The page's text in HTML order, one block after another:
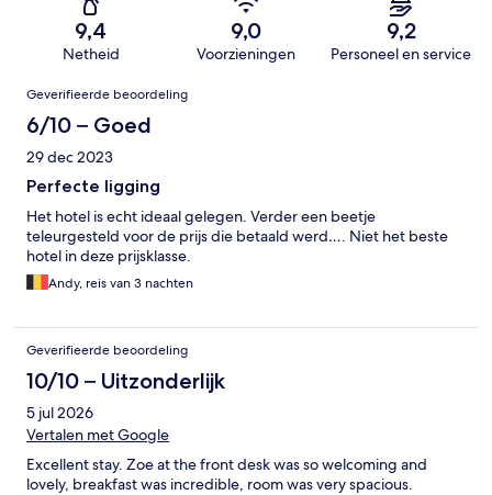
9,4
Netheid
9,0
Voorzieningen
9,2
Personeel en service
Beoordelingen
Geverifieerde beoordeling
6/10 – Goed
29 dec 2023
Perfecte ligging
Het hotel is echt ideaal gelegen. Verder een beetje
teleurgesteld voor de prijs die betaald werd…. Niet het beste
hotel in deze prijsklasse.
Andy, reis van 3 nachten
Geverifieerde beoordeling
10/10 – Uitzonderlijk
5 jul 2026
Vertalen met Google
Excellent stay. Zoe at the front desk was so welcoming and
lovely, breakfast was incredible, room was very spacious.